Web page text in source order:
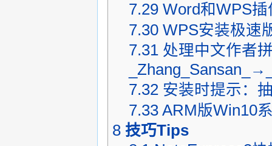
7.29 Word和WPS
7.30 WPS安装极速
7.31 处理中文作者
7.32 安装时提示：
7.33 ARM版Win10
8 技巧Tips